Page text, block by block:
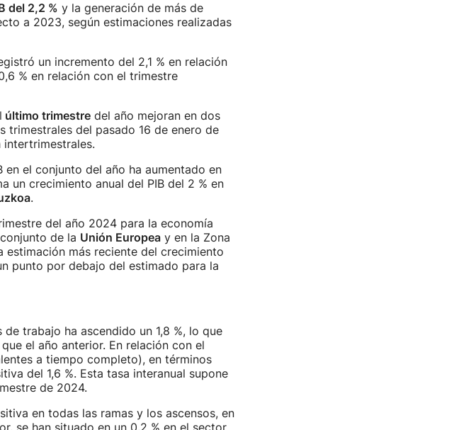
del 2,2 % y la generación de más de
a 2023, según estimaciones realizadas
un incremento del 2,1 % en relación
% en relación con el trimestre
último trimestredel año mejoran en dos
trimestrales del pasado 16 de enero de
el conjunto del año ha aumentado en
un crecimiento anual del PIB del 2 % en
.
del año 2024 para la economía
de la Unión Europeay en la Zona
más reciente del crecimiento
punto por debajo del estimado para la
trabajo ha ascendido un 1,8 %, lo que
el año anterior. En relación con el
a tiempo completo), en términos
del 1,6 %. Esta tasa interanual supone
de 2024.
en todas las ramas y los ascensos, en
se han situado en un 0,2 % en el sector